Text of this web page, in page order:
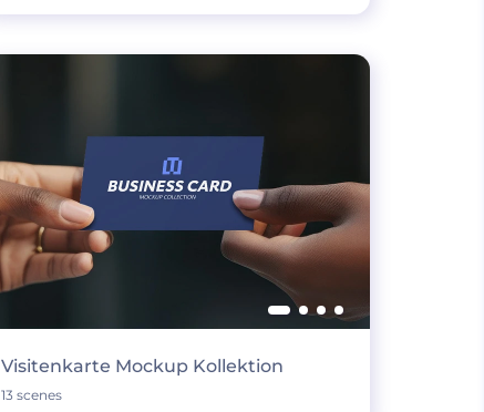
Visitenkarte Mockup Kollektion
13 scenes